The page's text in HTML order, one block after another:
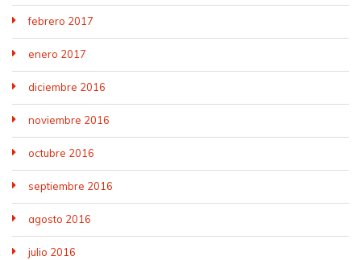
febrero 2017
enero 2017
diciembre 2016
noviembre 2016
octubre 2016
septiembre 2016
agosto 2016
julio 2016